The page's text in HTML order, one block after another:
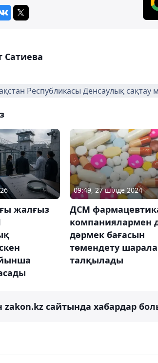
Республикасы Денсаулық сақтау
жалғыз
09:49, 27 шілде 2024
ДСМ
компаниялармен
дәрмек бағасын
төмендету
талқылады
сайтында хабардар